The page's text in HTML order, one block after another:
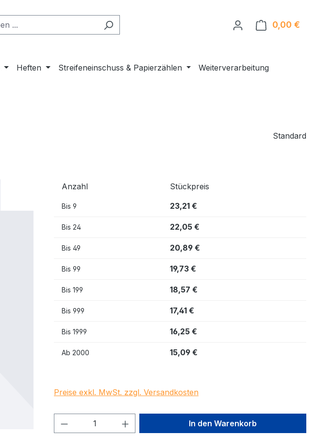
0,00 €
Heften Streifeneinschuss & Papierzählen
Weiterverarbeitung
Standard
Anzahl Stückpreis
Bis 9 23,21 €
Bis 24 22,05 €
Bis 49 20,89 €
Bis 99 19,73 €
Bis 199 18,57 €
Bis 999 17,41 €
Bis 1999 16,25 €
Ab 2000 15,09 €
Preise exkl. MwSt. zzgl. Versandkosten
Produkt Anzahl: Gib den gewünschten Wert
In den Warenkorb